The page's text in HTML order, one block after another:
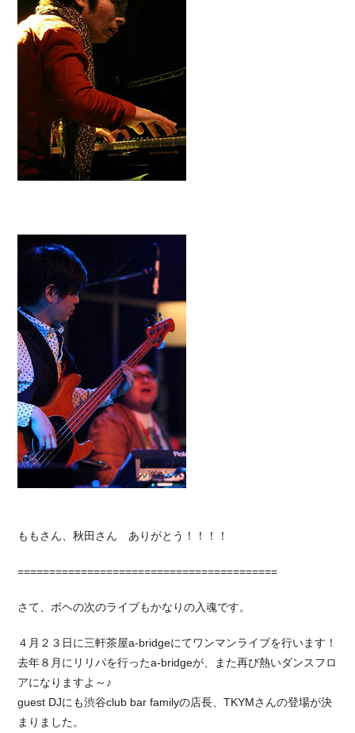
ももさん、秋田さん ありがとう！！！！
=========================================
さて、ボヘの次のライブもかなりの入魂です。
４月２３日に三軒茶屋a-bridgeにてワンマンライブを行います！
去年８月にリリパを行ったa-bridgeが、また再び熱いダンスフロ
アになりますよ～♪
guest DJにも渋谷club bar familyの店長、TKYMさんの登場が決
まりました。